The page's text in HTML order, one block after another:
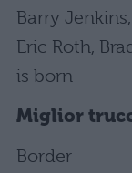
Barry
Eric Roth,
is born
Miglior
Border